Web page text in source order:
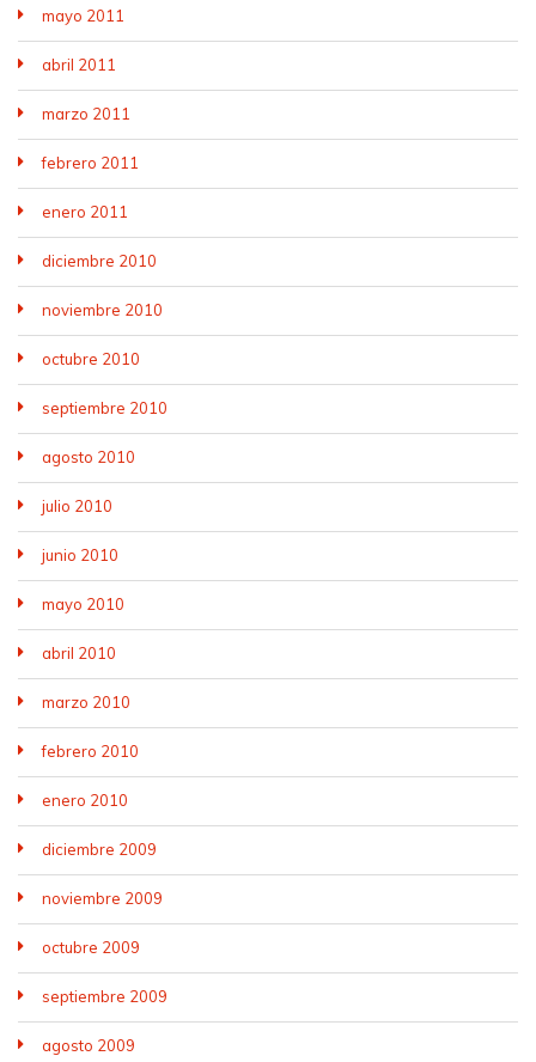
mayo 2011
abril 2011
marzo 2011
febrero 2011
enero 2011
diciembre 2010
noviembre 2010
octubre 2010
septiembre 2010
agosto 2010
julio 2010
junio 2010
mayo 2010
abril 2010
marzo 2010
febrero 2010
enero 2010
diciembre 2009
noviembre 2009
octubre 2009
septiembre 2009
agosto 2009